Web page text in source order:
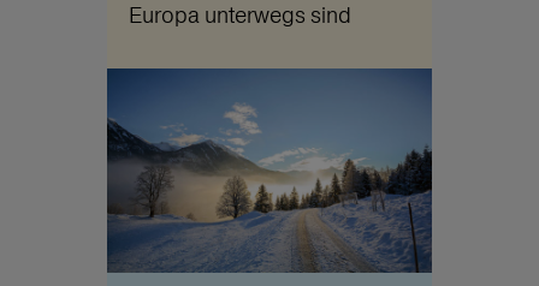
Europa unterwegs sind